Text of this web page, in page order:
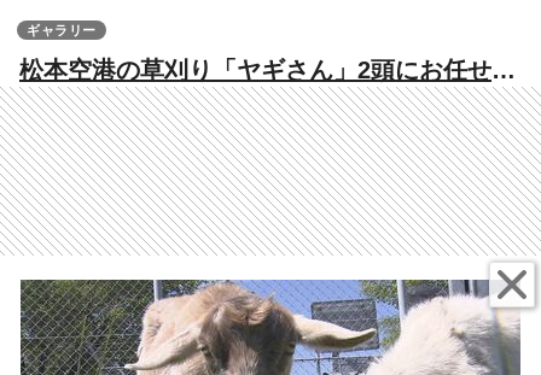
松本空港の草刈り「ヤギさん」2頭にお任せ
職員の負担軽減に 毎朝8時～夕方4時頃まで
勤務 「働きっぷりがいい」と評判の「ひー
ちゃん」「まーちゃん」 地域の憩いの場に
もなればと期待
ギャラリー